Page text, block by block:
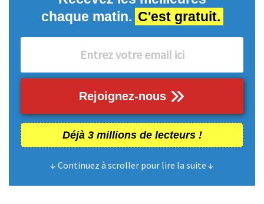
chaque matin. C'est gratuit.
Rejoignez-nous
Déjà 3 millions de lecteurs !
↓ Continuez à scroller pour lire la suite ↓